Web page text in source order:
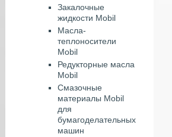
Закалочные
жидкости Mobil
Масла-
теплоносители
Mobil
Редукторные масла
Mobil
Смазочные
материалы Mobil
для
бумагоделательных
машин